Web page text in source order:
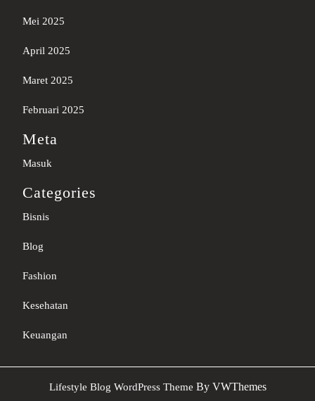
Mei 2025
April 2025
Maret 2025
Februari 2025
Meta
Masuk
Categories
Bisnis
Blog
Fashion
Kesehatan
Keuangan
Lifestyle Blog WordPress Theme By VWThemes